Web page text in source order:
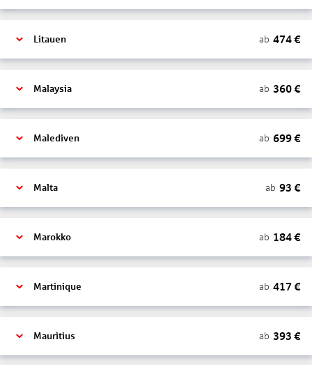
Litauen ab 474€
Malaysia ab 360€
Malediven ab 699€
Malta ab 93 €
Marokko ab 184€
Martinique ab 417 €
Mauritius ab 393 €